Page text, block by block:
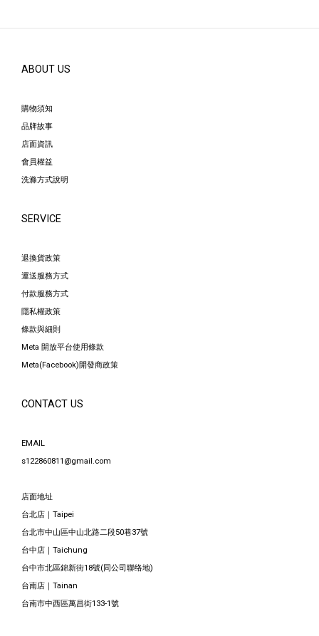
ABOUT US
購物須知
品牌故事
店面資訊
會員權益
洗滌方式說明
SERVICE
退換貨政策
運送服務方式
付款服務方式
隱私權政策
條款與細則
Meta 開放平台使用條款
Meta(Facebook)開發商政策
CONTACT US
EMAIL
s122860811@gmail.com
店面地址
台北店｜Taipei
台北市中山區中山北路二段50巷37號
台中店｜Taichung
台中市北區錦新街18號(同公司聯络地)
台南店｜Tainan
台南市中西區萬昌街133-1號